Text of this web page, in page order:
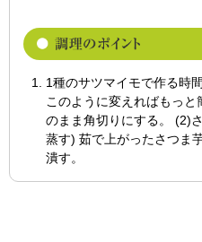
1種のサツマイモで作る時
このように変えればもっ
のまま角切りにする。 (2)
蒸す) 茹で上がったさつま
潰す。